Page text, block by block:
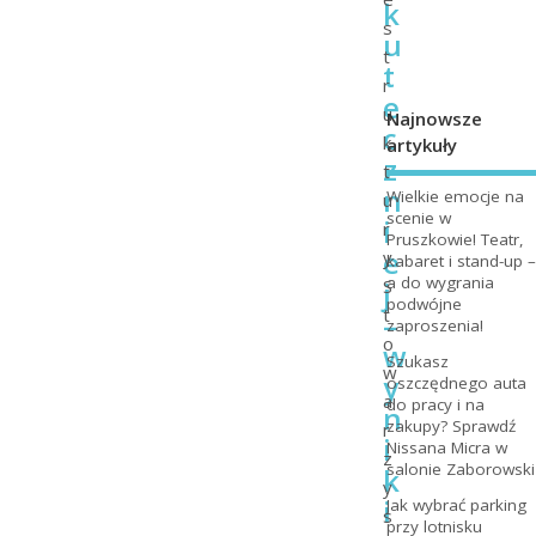
k
u
t
e
c
z
n
i
e
j
–
w
y
n
i
k
i
s
t
r
u
k
t
u
r
y
S
t
o
w
a
r
z
y
s
Najnowsze
artykuły
Wielkie emocje na
scenie w
Pruszkowie! Teatr,
kabaret i stand-up –
a do wygrania
podwójne
zaproszenia!
Szukasz
oszczędnego auta
do pracy i na
zakupy? Sprawdź
Nissana Micra w
salonie Zaborowski
Jak wybrać parking
przy lotnisku